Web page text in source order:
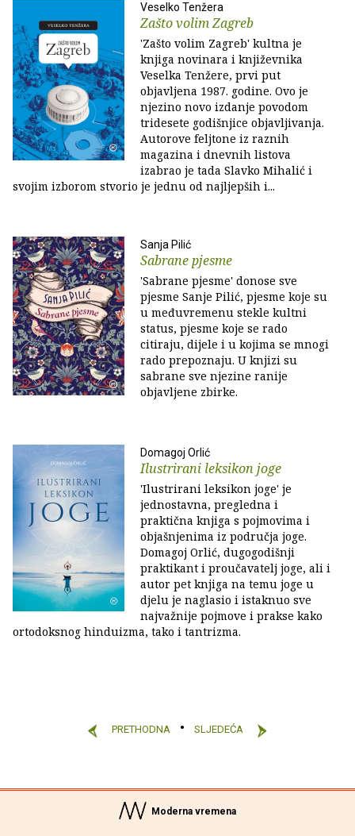
Veselko Tenžera
Zašto volim Zagreb
'Zašto volim Zagreb' kultna je
knjiga novinara i književnika
Veselka Tenžere, prvi put
objavljena 1987. godine. Ovo je
njezino novo izdanje povodom
tridesete godišnjice objavljivanja.
Autorove feljtone iz raznih
magazina i dnevnih listova
izabrao je tada Slavko Mihalić i
svojim izborom stvorio je jednu od najljepših i...
Sanja Pilić
Sabrane pjesme
'Sabrane pjesme' donose sve
pjesme Sanje Pilić, pjesme koje su
u međuvremenu stekle kultni
status, pjesme koje se rado
citiraju, dijele i u kojima se mnogi
rado prepoznaju. U knjizi su
sabrane sve njezine ranije
objavljene zbirke.
Domagoj Orlić
Ilustrirani leksikon joge
'Ilustrirani leksikon joge' je
jednostavna, pregledna i
praktična knjiga s pojmovima i
objašnjenima iz područja joge.
Domagoj Orlić, dugogodišnji
praktikant i proučavatelj joge, ali i
autor pet knjiga na temu joge u
djelu je naglasio i istaknuo sve
najvažnije pojmove i prakse kako
ortodoksnog hinduizma, tako i tantrizma.
PRETHODNA SLJEDEĆA
Moderna vremena